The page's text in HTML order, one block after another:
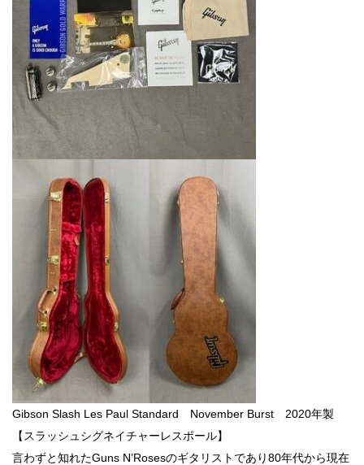
Gibson Slash Les Paul Standard November Burst 2020年製
【スラッシュシグネイチャーレスポール】
言わずと知れたGuns N’Rosesのギタリストであり80年代から現在